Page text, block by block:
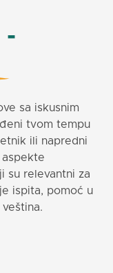
-
sa iskusnim
tvom tempu
ili napredni
su relevantni za
ispita, pomoć u